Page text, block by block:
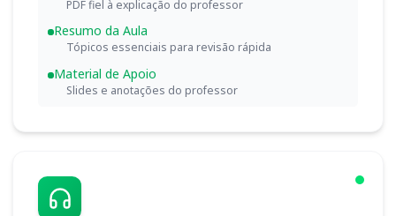
PDF fiel à explicação do professor
Resumo da Aula
Tópicos essenciais para revisão rápida
Material de Apoio
Slides e anotações do professor